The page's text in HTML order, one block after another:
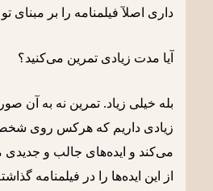
داری اصلآ فیلمنامه را بر مبنای
آیا مدت زیادی تمرین می‌کنید؟
بله خیلی زیاد. تمرین نه به آن
زیادی داریم که هرکس روی
می‌کند و ایده‌های جالب و جدیدی
از این ایده‌ها را در فیلمنامه